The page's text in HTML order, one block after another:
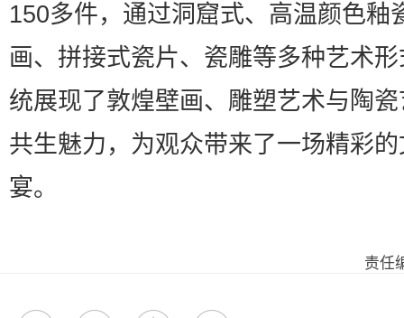
150多件，通过洞窟式、高温颜色釉
画、拼接式瓷片、瓷雕等多种艺术
统展现了敦煌壁画、雕塑艺术与陶
共生魅力，为观众带来了一场精彩
宴。
责任